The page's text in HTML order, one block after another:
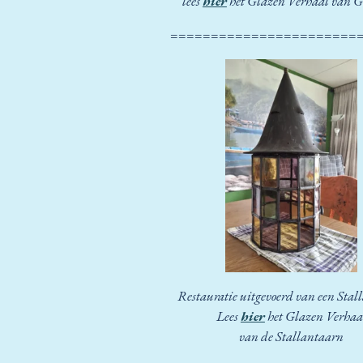
Restauratie uitgevoerd van een
Leeshierhet Glazen
van de Stallantaarn